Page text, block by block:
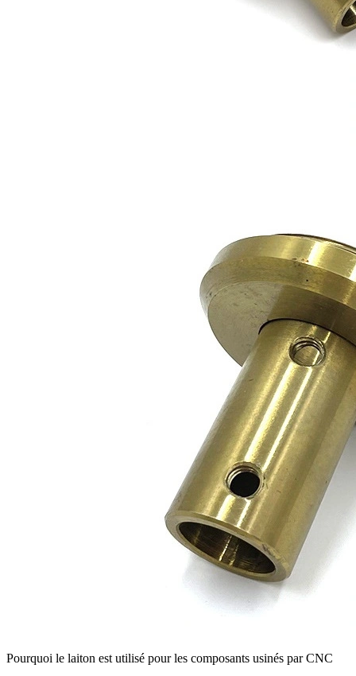
Pourquoi le laiton est utilisé pour les composants usinés par CNC